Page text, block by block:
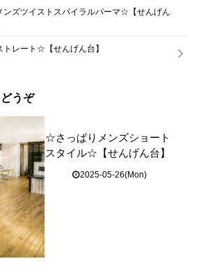
ズツイストスパイラルパーマ☆【せんげん
レート☆【せんげん台】
うぞ
☆さっぱりメンズショート
スタイル☆【せんげん台】
2025-05-26(Mon)